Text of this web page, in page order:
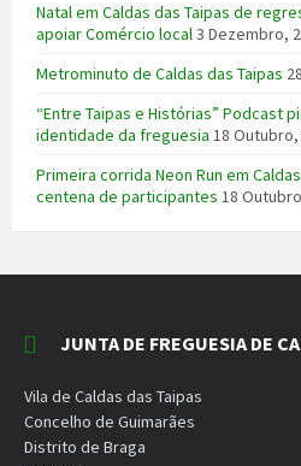
Natal em Caldas das Taipas de
apoiar Comércio local3 Dezembro,
Metrominuto de Caldas das Taipas
“Entre Taipas e Histórias” Podcast
identidade da freguesia 18 Outubro,
Primeira corrida Neon Run em
centena de participantes 18
JUNTA DE FREGUESIA DE
Vila de Caldas das Taipas
Concelho de Guimarães
Distrito de Braga